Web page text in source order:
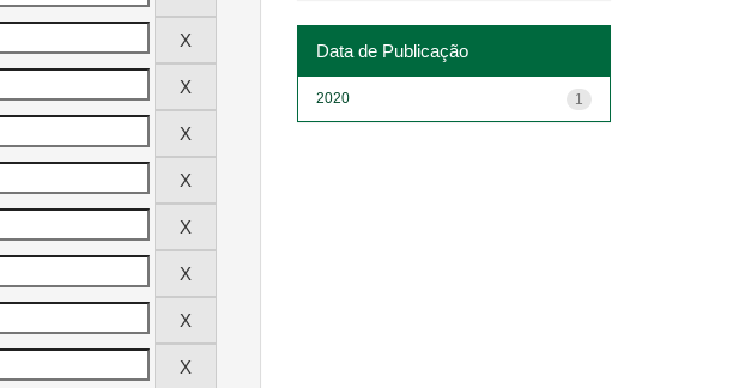
Data de Publicação
1
2020